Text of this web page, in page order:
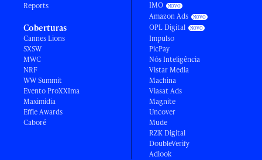
Reports
Coberturas
Cannes Lions
SXSW
MWC
NRF
WW Summit
Evento ProXXIma
Maximídia
Effie Awards
Caboré
IMO
Amazon Ads
OPL Digital
Impulso
PicPay
Nós Inteligência
Vistar Media
Machina
Viasat Ads
Magnite
Uncover
Mude
RZK Digital
DoubleVerify
Adlook